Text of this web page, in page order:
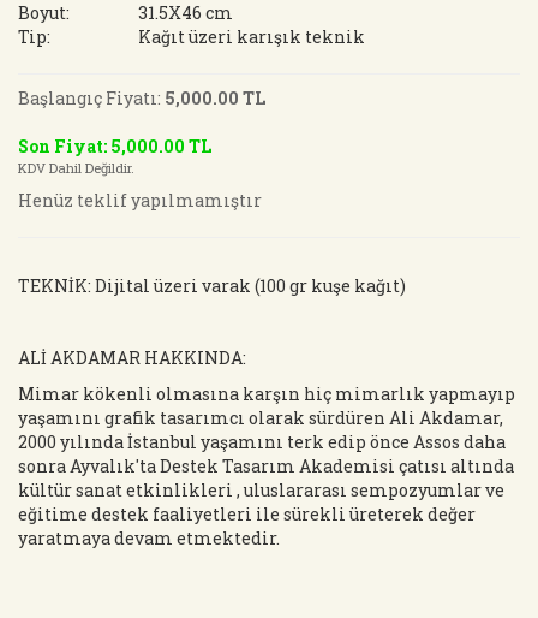
Boyut:
31.5X46 cm
Tip:
Kağıt üzeri karışık teknik
Başlangıç Fiyatı: 5,000.00 TL
Son Fiyat: 5,000.00 TL
KDV Dahil Değildir.
Henüz teklif yapılmamıştır
TEKNİK: Dijital üzeri varak (100 gr kuşe kağıt)
ALİ AKDAMAR HAKKINDA:
Mimar kökenli olmasına karşın hiç mimarlık yapmayıp
yaşamını grafik tasarımcı olarak sürdüren Ali Akdamar,
2000 yılında İstanbul yaşamını terk edip önce Assos daha
sonra Ayvalık'ta Destek Tasarım Akademisi çatısı altında
kültür sanat etkinlikleri , uluslararası sempozyumlar ve
eğitime destek faaliyetleri ile sürekli üreterek değer
yaratmaya devam etmektedir.